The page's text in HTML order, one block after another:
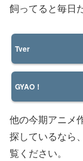
飼ってると毎日
Tver
GYAO！
他の今期アニメ
探しているなら
覧ください。